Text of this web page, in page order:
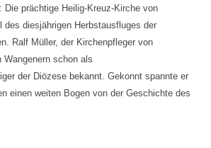
Die prächtige Heilig-Kreuz-Kirche von
des diesjährigen Herbstausfluges der
Ralf Müller, der Kirchenpfleger von
Wangenern schon als
der Diözese bekannt. Gekonnt spannte er
einen weiten Bogen von der Geschichte des